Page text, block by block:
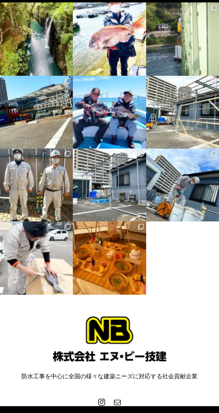
防水工事を中心に全国の様々な建築ニーズに対応する社会貢献企業